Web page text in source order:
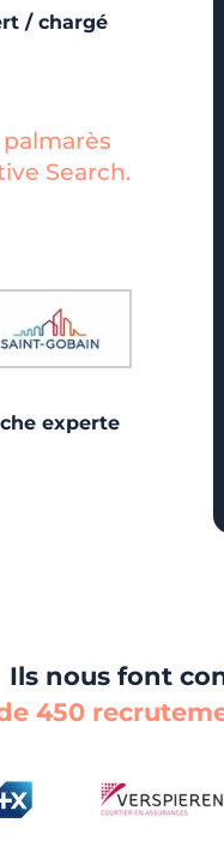
/ chargé
Search.​
experte
Ils nous font
450